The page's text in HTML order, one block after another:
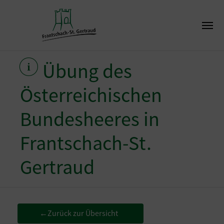
Übung des
Österreichischen
Bundesheeres in
Frantschach-St.
Gertraud
←Zurück zur Übersicht